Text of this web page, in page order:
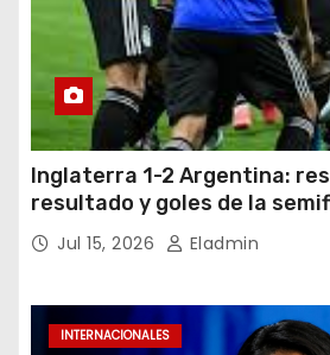
Inglaterra 1-2 Argentina:
resultado y goles de la
2026Jul 15, 2026 Eladmin
INTERNACIONALES